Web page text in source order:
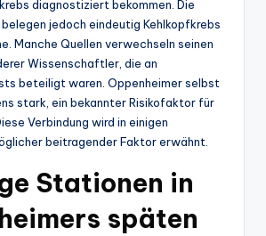
diagnostiziert bekommen. Die
jedoch eindeutig Kehlkopfkrebs
Manche Quellen verwechseln seinen
Wissenschaftler, die an
beteiligt waren. Oppenheimer selbst
stark, ein bekannter Risikofaktor für
Verbindung wird in einigen
beitragender Faktor erwähnt.
Stationen in
späten